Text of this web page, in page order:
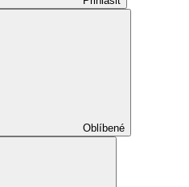
Oblíbené